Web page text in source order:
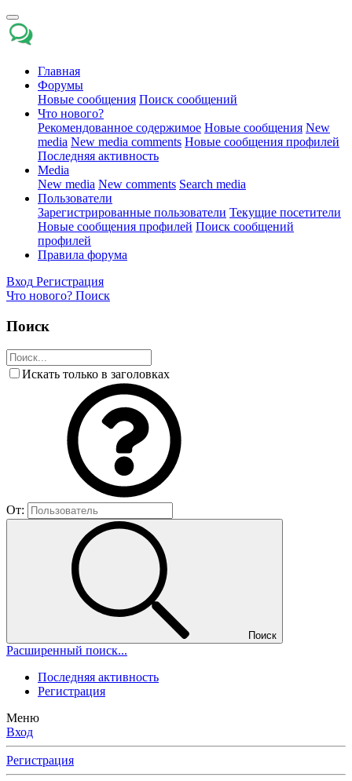
Главная
Форумы
Новые сообщения Поиск сообщений
Что нового?
Рекомендованное содержимое Новые сообщения New
media New media comments Новые сообщения профилей
Последняя активность
Media
New media New comments Search media
Пользователи
Зарегистрированные пользователи Текущие посетители
Новые сообщения профилей Поиск сообщений
профилей
Правила форума
Вход Регистрация
Что нового? Поиск
Поиск
Искать только в заголовках
От:
Поиск
Расширенный поиск...
Последняя активность
Регистрация
Меню
Вход
Регистрация